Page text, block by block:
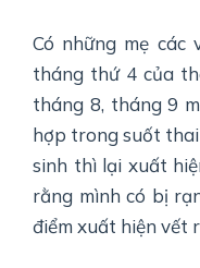
Có những mẹ
tháng thứ 4 của
tháng 8, tháng 9
hợp trong suốt
sinh thì lại xuất
rằng mình có bị
điểm xuất hiện vết